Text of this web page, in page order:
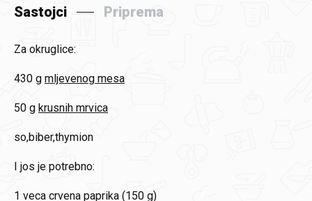
Sastojci Priprema
Za okruglice:
430 g mljevenog mesa
50 g krusnih mrvica
so,biber,thymion
I jos je potrebno:
1 veca crvena paprika (150 g)